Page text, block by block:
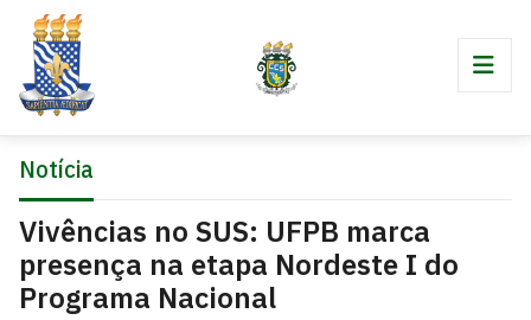
Notícia
Vivências no SUS: UFPB marca
presença na etapa Nordeste I do
Programa Nacional